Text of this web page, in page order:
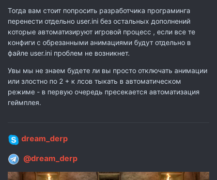
Тогда вам стоит попросить разработчика програминга
перенести отдельно user.ini без остальных дополнений
которые автоматизируют игровой процесс , если все те
конфиги с обрезанными анимациями будут отдельно в
файле user.ini проблем не возникнет.
Увы мы не знаем будете ли вы просто отключать анимации
или злостно по 2 + к лсов тыкать в автоматическом
режиме - в первую очередь пресекается автоматизация
геймплея.
dream_derp
@dream_derp